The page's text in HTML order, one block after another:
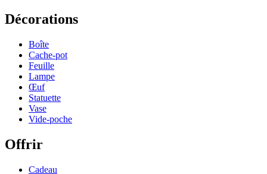
Décorations
Boîte
Cache-pot
Feuille
Lampe
Œuf
Statuette
Vase
Vide-poche
Offrir
Cadeau